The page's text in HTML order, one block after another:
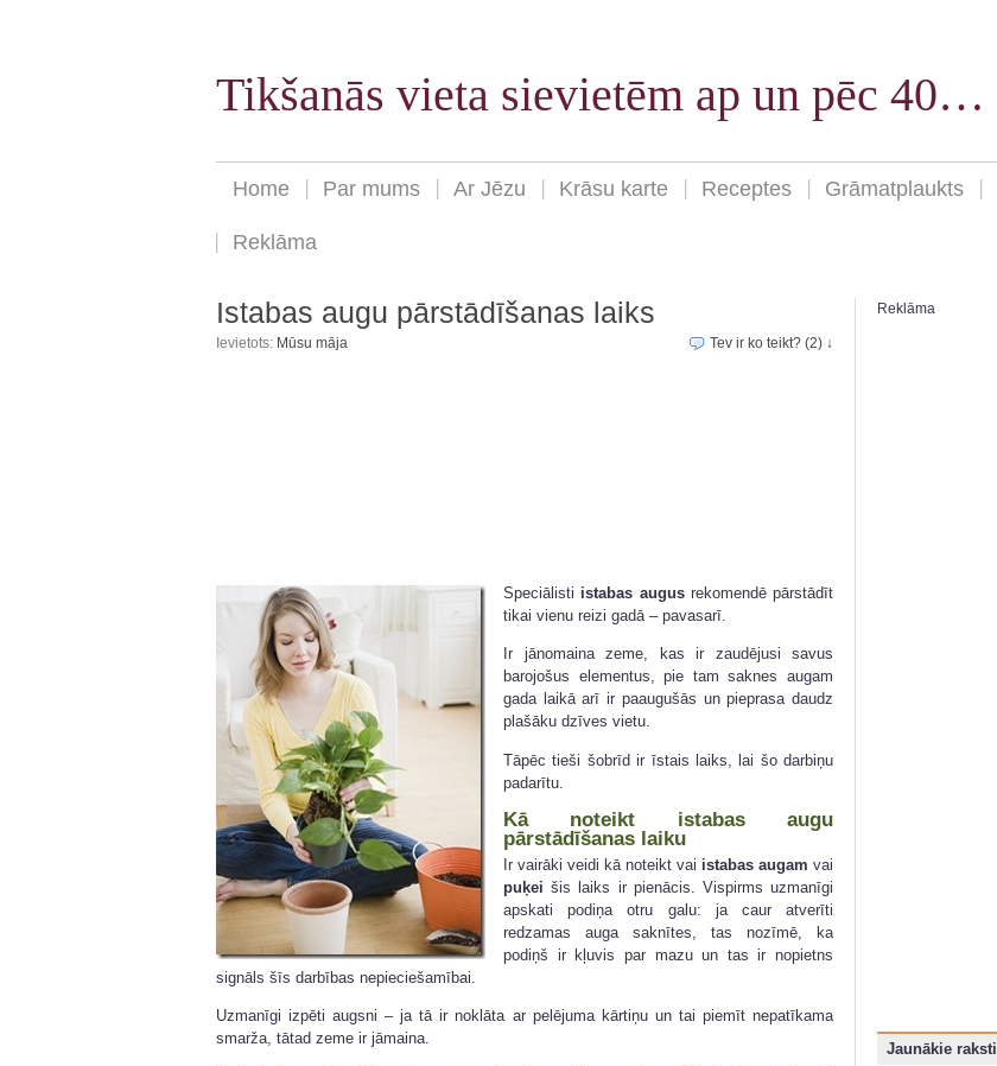
Tikšanās vieta sievietēm ap un pēc 40…
Home Par mums Ar Jēzu Krāsu karte Receptes Grāmatplaukts
Reklāma
Istabas augu pārstādīšanas laiks
Ievietots: Mūsu māja Tev ir ko teikt? (2) ↓
Speciālisti istabas augusrekomendē pārstādīt
tikai vienu reizi gadā – pavasarī.
Ir jānomaina zeme, kas ir zaudējusi savus
barojošus elementus, pie tam saknes augam
gada laikā arī ir paaugušās un pieprasa daudz
plašāku dzīves vietu.
Tāpēc tieši šobrīd ir īstais laiks, lai šo darbiņu
padarītu.
Kā noteikt istabas augu
pārstādīšanas laiku
Ir vairāki veidi kā noteikt vai istabas augam vai
puķeišis laiks ir pienācis. Vispirms uzmanīgi
apskati podiņa otru galu: ja caur atverīti
redzamas auga saknītes, tas nozīmē, ka
podiņš ir kļuvis par mazu un tas ir nopietns
signāls šīs darbības nepieciešamībai.
Uzmanīgi izpēti augsni – ja tā ir noklāta ar pelējuma kārtiņu un tai piemīt nepatīkama
smarža, tātad zeme ir jāmaina.
Reklāma
Jaunākie raksti